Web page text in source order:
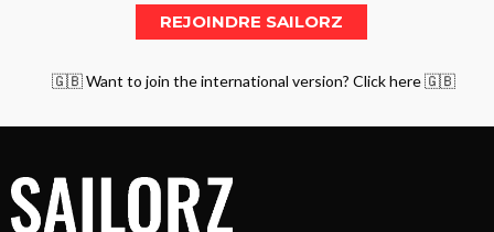
🇬🇧 Want to join the international version? Click here 🇬🇧